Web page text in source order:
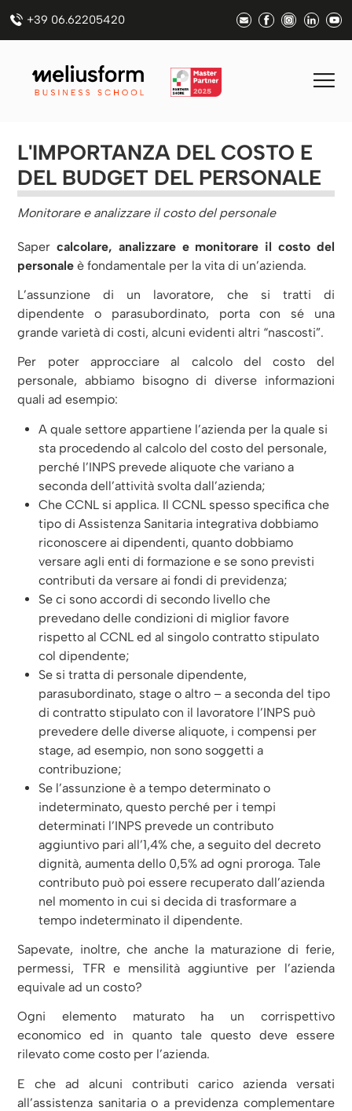
+39 06.62205420
L'IMPORTANZA DEL COSTO E
DEL BUDGET DEL PERSONALE
Monitorare e analizzare il costo del personale
Sapercalcolare, analizzare e monitorare il costo del
personale è fondamentale per la vita di un’azienda.
L’assunzione di un lavoratore, che si tratti di
dipendente o parasubordinato, porta con sé una
grande varietà di costi, alcuni evidenti altri “nascosti”.
Per poter approcciare al calcolo del costo del
personale, abbiamo bisogno di diverse informazioni
quali ad esempio:
A quale settore appartiene l’azienda per la quale si
sta procedendo al calcolo del costo del personale,
perché l’INPS prevede aliquote che variano a
seconda dell’attività svolta dall’azienda;
Che CCNL si applica. Il CCNL spesso specifica che
tipo di Assistenza Sanitaria integrativa dobbiamo
riconoscere ai dipendenti, quanto dobbiamo
versare agli enti di formazione e se sono previsti
contributi da versare ai fondi di previdenza;
Se ci sono accordi di secondo livello che
prevedano delle condizioni di miglior favore
rispetto al CCNL ed al singolo contratto stipulato
col dipendente;
Se si tratta di personale dipendente,
parasubordinato, stage o altro – a seconda del tipo
di contratto stipulato con il lavoratore l’INPS può
prevedere delle diverse aliquote, i compensi per
stage, ad esempio, non sono soggetti a
contribuzione;
Se l’assunzione è a tempo determinato o
indeterminato, questo perché per i tempi
determinati l’INPS prevede un contributo
aggiuntivo pari all’1,4% che, a seguito del decreto
dignità, aumenta dello 0,5% ad ogni proroga. Tale
contributo può poi essere recuperato dall’azienda
nel momento in cui si decida di trasformare a
tempo indeterminato il dipendente.
Sapevate, inoltre, che anche la maturazione di ferie,
permessi, TFR e mensilità aggiuntive per l’azienda
equivale ad un costo?
Ogni elemento maturato ha un corrispettivo
economico ed in quanto tale questo deve essere
rilevato come costo per l’azienda.
E che ad alcuni contributi carico azienda versati
all’assistenza sanitaria o a previdenza complementare